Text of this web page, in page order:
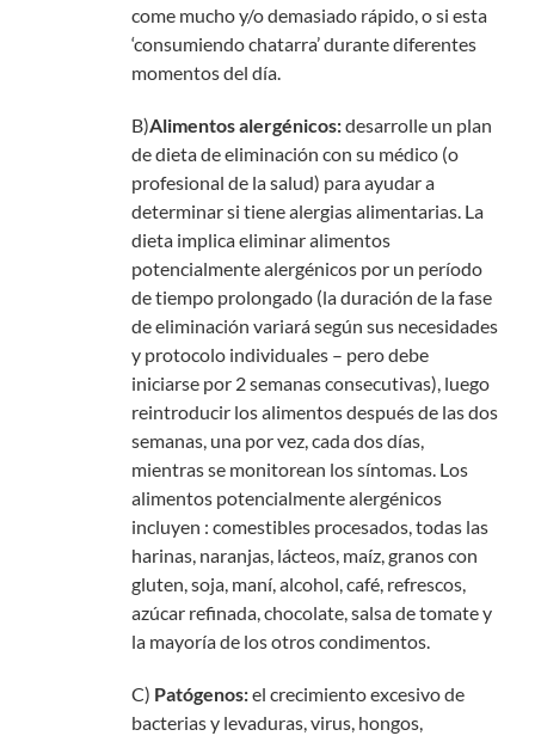
come mucho y/o demasiado rápido, o si esta
‘consumiendo chatarra’ durante diferentes
momentos del día.
B)Alimentos alergénicos:desarrolle un plan
de dieta de eliminación con su médico (o
profesional de la salud) para ayudar a
determinar si tiene alergias alimentarias. La
dieta implica eliminar alimentos
potencialmente alergénicos por un período
de tiempo prolongado (la duración de la fase
de eliminación variará según sus necesidades
y protocolo individuales – pero debe
iniciarse por 2 semanas consecutivas), luego
reintroducir los alimentos después de las dos
semanas, una por vez, cada dos días,
mientras se monitorean los síntomas. Los
alimentos potencialmente alergénicos
incluyen : comestibles procesados, todas las
harinas, naranjas, lácteos, maíz, granos con
gluten, soja, maní, alcohol, café, refrescos,
azúcar refinada, chocolate, salsa de tomate y
la mayoría de los otros condimentos.
C) Patógenos:el crecimiento excesivo de
bacterias y levaduras, virus, hongos,